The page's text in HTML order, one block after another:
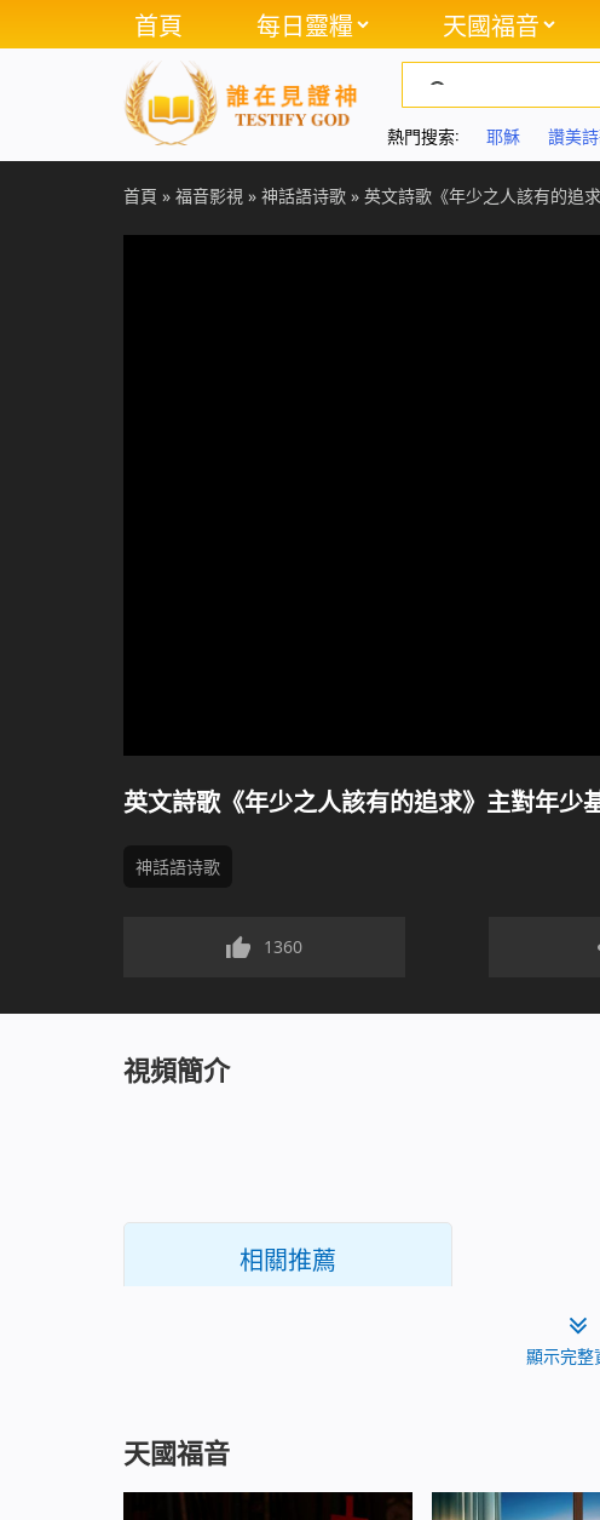
首頁 每日靈糧 天國福音
熱門搜索: 耶穌 讚美
首頁 » 福音影視 » 神話語诗歌 » 英文詩歌《年少之人該有的追
英文詩歌《年少之人該有的追求》主對年少
神話語诗歌
1360
視頻簡介
相關推薦
滿了詭詐、滿了歧視人的目光本不是少年人該
顯示完整
天國福音